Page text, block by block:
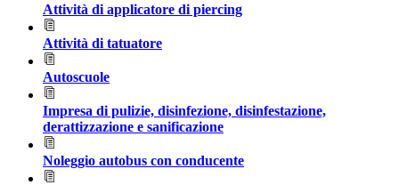
Attività di applicatore di piercing
Attività di tatuatore
Autoscuole
Impresa di pulizie, disinfezione, disinfestazione,
derattizzazione e sanificazione
Noleggio autobus con conducente